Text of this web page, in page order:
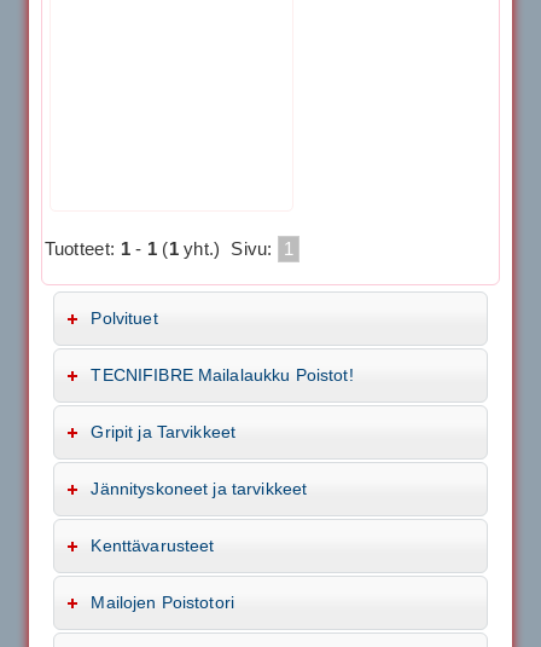
Tuotteet: 1- 1 (1yht.) Sivu: 1
Polvituet
TECNIFIBRE Mailalaukku Poistot!
Gripit ja Tarvikkeet
Jännityskoneet ja tarvikkeet
Kenttävarusteet
Mailojen Poistotori